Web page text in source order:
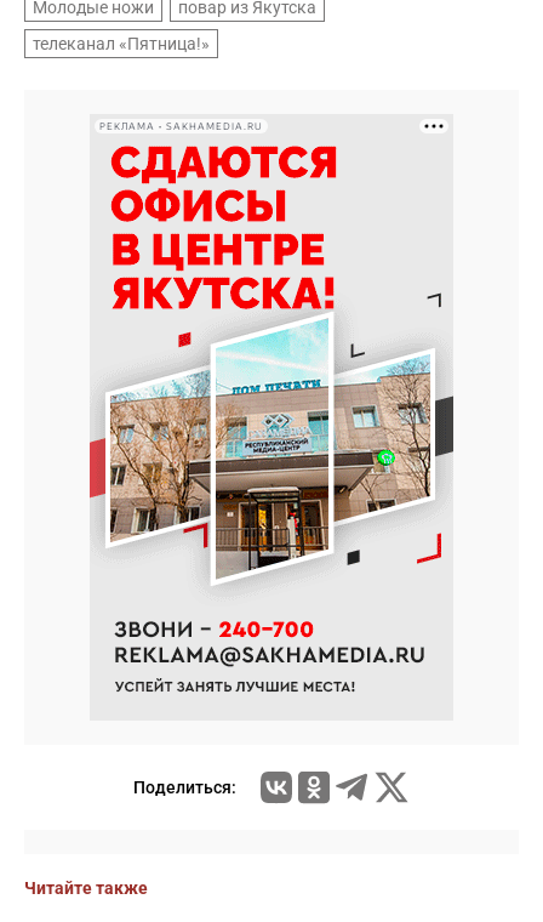
Молодые ножи
повар из Якутска
телеканал «Пятница!»
РЕКЛАМА • SAKHAMEDIA.RU
Поделиться:
Читайте также